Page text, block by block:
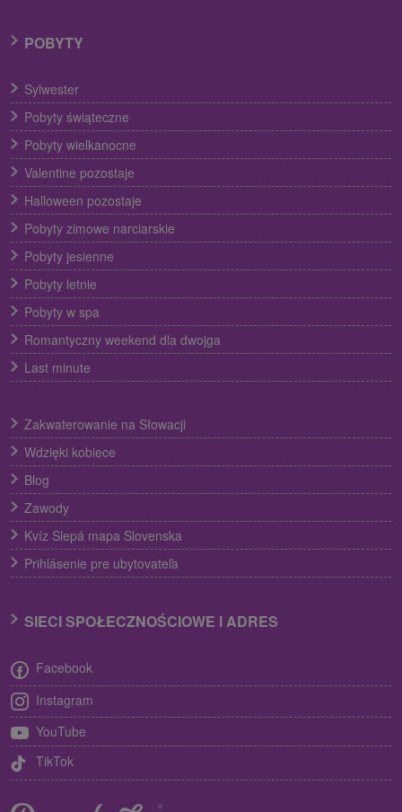
POBYTY
Sylwester
Pobyty świąteczne
Pobyty wielkanocne
Valentine pozostaje
Halloween pozostaje
Pobyty zimowe narciarskie
Pobyty jesienne
Pobyty letnie
Pobyty w spa
Romantyczny weekend dla dwojga
Last minute
Zakwaterowanie na Słowacji
Wdzięki kobiece
Blog
Zawody
Kvíz Slepá mapa Slovenska
Prihlásenie pre ubytovateľa
SIECI SPOŁECZNOŚCIOWE I ADRES
Facebook
Instagram
YouTube
TikTok